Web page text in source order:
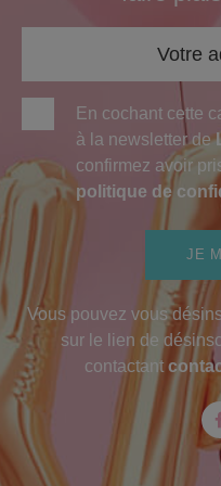
En cochant cette
à la newsletter de
confirmez avoir
politique de
JE
Vous pouvez vous
sur le lien de
contactant